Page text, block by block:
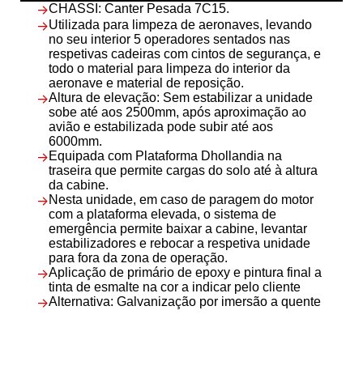
-CHASSI: Canter Pesada 7C15.
-Utilizada para limpeza de aeronaves, levando
no seu interior 5 operadores sentados nas
respetivas cadeiras com cintos de segurança, e
todo o material para limpeza do interior da
aeronave e material de reposição.
-Altura de elevação: Sem estabilizar a unidade
sobe até aos 2500mm, após aproximação ao
avião e estabilizada pode subir até aos
6000mm.
-Equipada com Plataforma Dhollandia na
traseira que permite cargas do solo até à altura
da cabine.
-Nesta unidade, em caso de paragem do motor
com a plataforma elevada, o sistema de
emergência permite baixar a cabine, levantar
estabilizadores e rebocar a respetiva unidade
para fora da zona de operação.
-Aplicação de primário de epoxy e pintura final a
tinta de esmalte na cor a indicar pelo cliente
-Alternativa: Galvanização por imersão a quente